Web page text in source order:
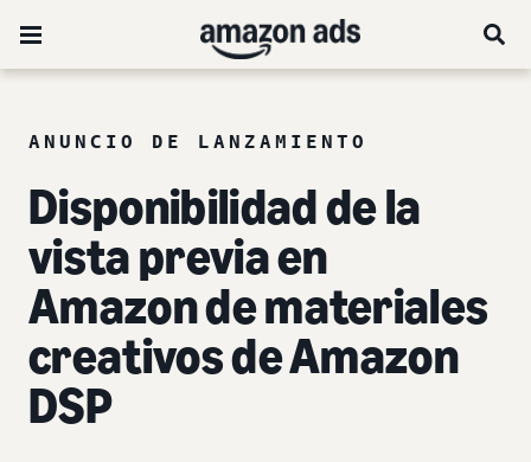
ANUNCIO DE LANZAMIENTO
Disponibilidad de la
vista previa en
Amazon de materiales
creativos de Amazon
DSP